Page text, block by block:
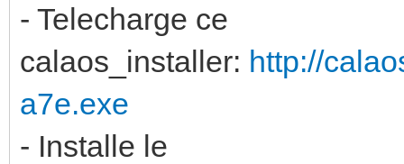
- Telecharge ce
calaos_installer: http://
a7e.exe
- Installe le